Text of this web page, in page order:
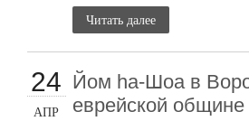
Читать далее
24
АПР
Йом ha-Шоа в
еврейской общине